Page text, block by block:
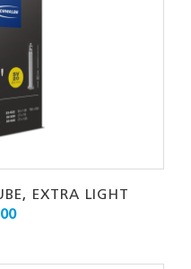
EXTRA LIGHT